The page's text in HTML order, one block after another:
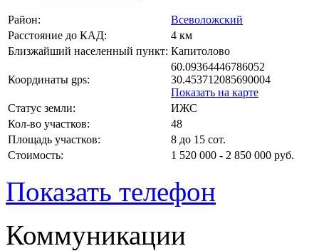
Район:
Всеволожский
Расстояние до КАД:
4 км
Близжайший населенный пункт: Капитолово
Координаты gps:
60.09364446786052
30.453712085690004
Показать на карте
Статус земли:
ИЖС
Кол-во участков:
48
Площадь участков:
8 до 15 сот.
Стоимость:
1 520 000 - 2 850 000 руб.
Показать телефон
Коммуникации